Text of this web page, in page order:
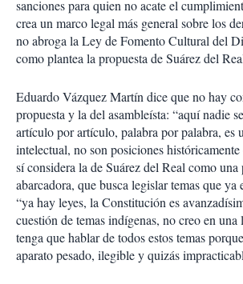
sanciones para quien no acate el
crea un marco legal más general sobre los
no abroga la Ley de Fomento Cultural del
como plantea la propuesta de Suárez del
Eduardo Vázquez Martín dice que no hay
propuesta y la del asambleísta: “aquí nadie
artículo por artículo, palabra por palabra, es
intelectual, no son posiciones
sí considera la de Suárez del Real como una
abarcadora, que busca legislar temas que ya
“ya hay leyes, la Constitución es
cuestión de temas indígenas, no creo en una
tenga que hablar de todos estos temas
aparato pesado, ilegible y quizás